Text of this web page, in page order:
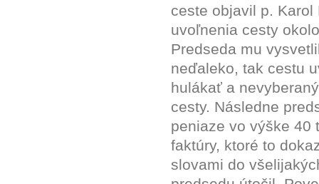
ceste objavil p.
uvoľnenia cesty
Predseda mu
neďaleko, tak cestu
hulákať a
cesty. Následne
peniaze vo výške 40
faktúry, ktoré to
slovami do